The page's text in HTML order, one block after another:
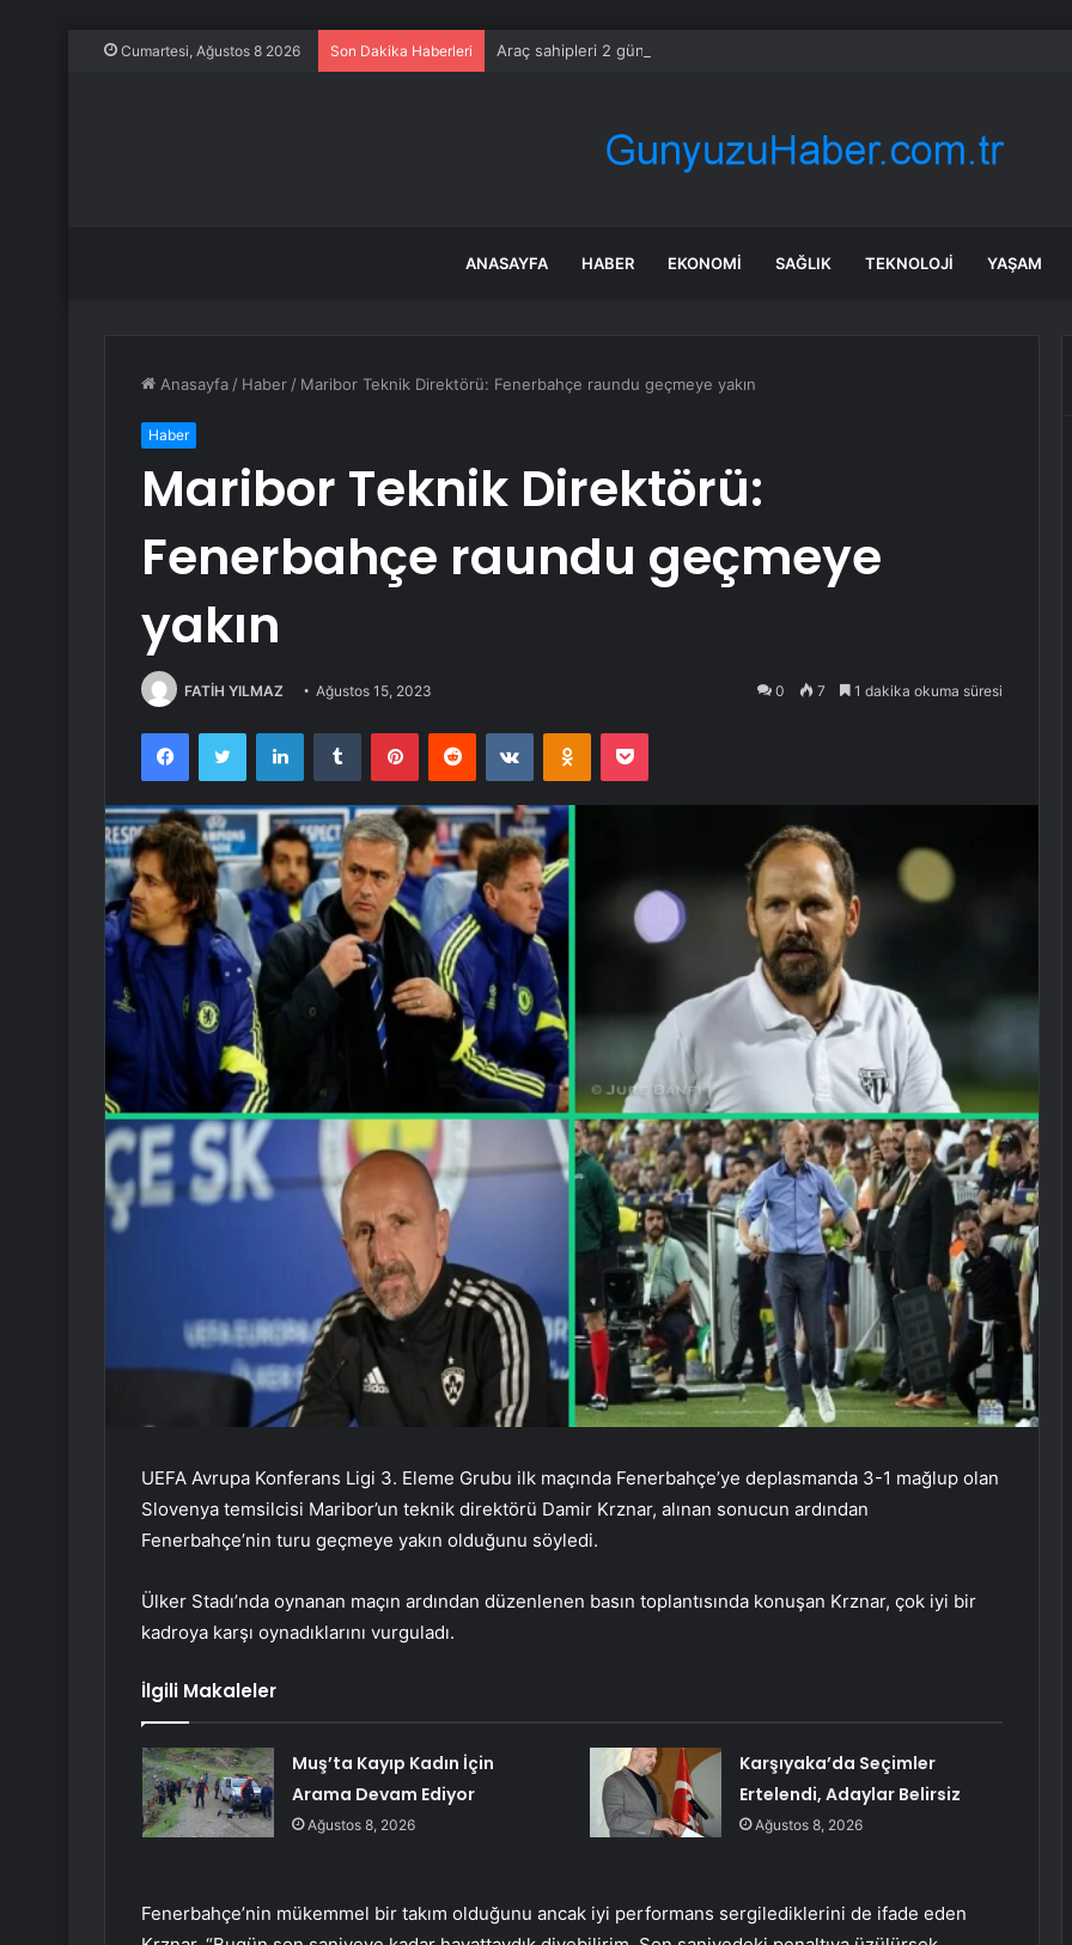
Cumartesi, Ağustos 8 2026 Son Dakika Haberleri Araç sahipleri 2 gün içinde o parayı ödemek zorunda
ANASAYFA HABER EKONOMI SAĞLIK TEKNOLOJI YAŞAM
Anasayfa / Haber / Maribor Teknik Direktörü: Fenerbahçe raundu geçmeye yakın
Haber
Maribor Teknik Direktörü:
Fenerbahçe raundu geçmeye
yakın
FATİH YILMAZ Ağustos 15, 2023 0 7 1 dakika okuma süresi
FacebookTwitter LinkedInTumblr PinterestReddit VKontakteOdnoklassniki
Pocket
UEFA Avrupa Konferans Ligi 3. Eleme Grubu ilk maçında Fenerbahçe’ye deplasmanda 3-1 mağlup olan
Slovenya temsilcisi Maribor’un teknik direktörü Damir Krznar, alınan sonucun ardından
Fenerbahçe’nin turu geçmeye yakın olduğunu söyledi.
Ülker Stadı’nda oynanan maçın ardından düzenlenen basın toplantısında konuşan Krznar, çok iyi bir
kadroya karşı oynadıklarını vurguladı.
İlgili Makaleler
Muş’ta Kayıp Kadın İçin
Arama Devam Ediyor
Ağustos 8, 2026
Karşıyaka’da Seçimler
Ertelendi, Adaylar Belirsiz
Ağustos 8, 2026
Fenerbahçe’nin mükemmel bir takım olduğunu ancak iyi performans sergilediklerini de ifade eden